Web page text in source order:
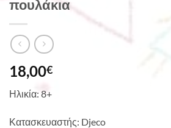
πουλάκια
18,00€
Ηλικία: 8+
Κατασκευαστής: Djeco